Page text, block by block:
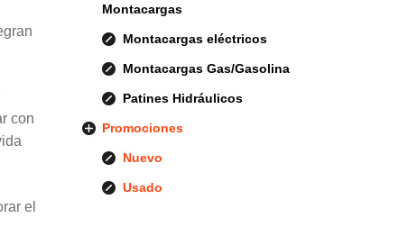
con
el
Montacargas
Montacargas eléctricos
Montacargas Gas/Gasolina
Patines Hidráulicos
Promociones
Nuevo
Usado